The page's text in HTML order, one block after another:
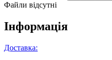
Файли відсутні
Інформація
Доставка: